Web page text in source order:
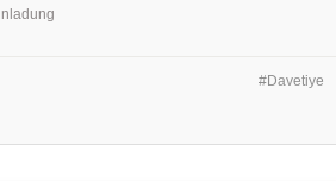
Davetiye